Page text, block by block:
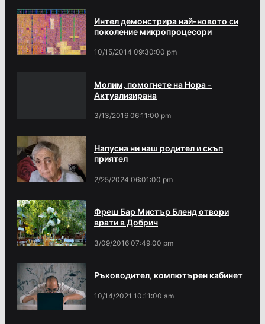
Интел демонстрира най-новото си
поколение микропроцесори
10/15/2014 09:30:00 pm
Молим, помогнете на Нора -
Актуализирана
3/13/2016 06:11:00 pm
Напусна ни наш родител и скъп
приятел
2/25/2024 06:01:00 pm
Фреш Бар Мистър Бленд отвори
врати в Добрич
3/09/2016 07:49:00 pm
Ръководител, компютърен кабинет
10/14/2021 10:11:00 am